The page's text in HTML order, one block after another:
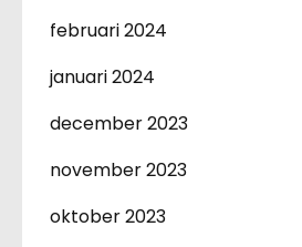
februari 2024
januari 2024
december 2023
november 2023
oktober 2023